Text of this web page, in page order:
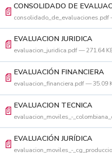
📄 CONSOLIDADO DE
consolidado_de_evaluaciones.pdf
📄 EVALUACION JURIDICA
evaluacion_juridica.pdf — 271.64
📄 EVALUACIÓN FINANCIERA
evaluacion_financiera.pdf — 35.09
📄 EVALUACION TECNICA
evaluacion_moviles_-
📄 EVALUACIÓN JURÍDICA
evaluacion_moviles_-